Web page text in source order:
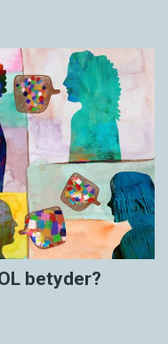
betyder?